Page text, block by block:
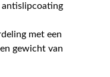
antislipcoating
met een
gewicht van